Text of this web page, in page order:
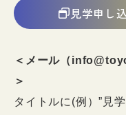
見学申し
＜メール（
＞
タイトルに(例）”見